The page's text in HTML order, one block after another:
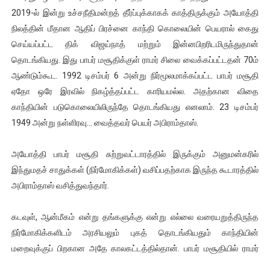
2019-ல் இன்று உச்சநீதிமன்றத் தீர்ப்புக்காகக் காத்திருக்கும் அயோத்தி
நிலத்தின் மீதான ஆதிப் பிரச்னை காந்தி கொலையின் பெயரால் கைது
செய்யப்பட்ட திக் விஜய்நாத் மற்றும் இன்னபிறரிடமிருந்துதான்
தொடங்கியது. இது பாபர் மசூதிக்குள் ராமர் சிலை வைக்கப்பட்டதன் 70ம்
ஆண்டும்கூட. 1992 டிசம்பர் 6 அன்று நிர்மூலமாக்கப்பட்ட பாபர் மசூதி
ஏதோ ஒரே இரவில் நிகழ்த்தப்பட்ட காரியமல்ல. அதற்கான விதை
காந்தியின் படுகொலையிலிருந்தே தொடங்கியது எனலாம். 23 டிசம்பர்
1949 அன்று நள்ளிரவு... வைத்தவர் பெயர் அபிராம்தாஸ்.
அயோத்தி பாபர் மசூதி சுற்றுவட்டாரத்தில் இருக்கும் அனுமன்கரில்
இந்துமதச் சாதுக்கள் (நிர்மோகிக்கள்) வசிப்பதற்காக இருந்த கூடாரத்தில்
அபிராம்தாஸ் வசித்துவந்தார்.
கடவுள், ஆன்மீகம் என்று தங்களுக்கு என்று எல்லை வரையறுத்திருந்த
நிர்மோகிக்களிடம் அரசியலும் புகத் தொடங்கியதும் காந்தியின்
மறைவுக்குப் பிறகான அதே காலகட்டத்தில்தான். பாபர் மசூதியில் ராமர்